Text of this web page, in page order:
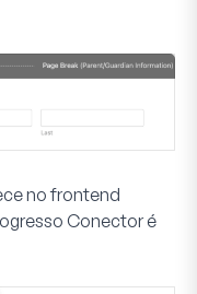
no frontend
Conector é